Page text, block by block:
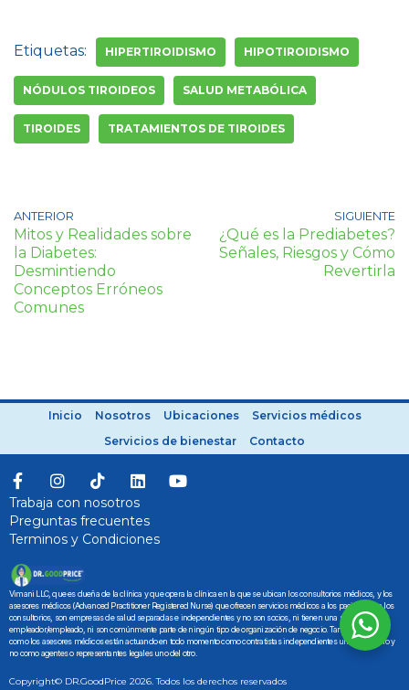
Etiquetas: HIPERTIROIDISMO HIPOTIROIDISMO
NÓDULOS TIROIDEOS SALUD METABÓLICA
TIROIDES TRATAMIENTOS DE TIROIDES
ANTERIOR
Mitos y Realidades sobre
la Diabetes:
Desmintiendo
Conceptos Erróneos
Comunes
SIGUIENTE
¿Qué es la Prediabetes?
Señales, Riesgos y Cómo
Revertirla
Inicio Nosotros Ubicaciones
Servicios médicos
Servicios de bienestar
Contacto
Trabaja con nosotros
Preguntas frecuentes
Terminos y Condiciones
Vimani LLC, que es dueña de la clínica y que opera la clínica en la que se ubican los consultorios médicos, y los
asesores médicos (Advanced Practitioner Registered Nurse) que ofrecen servicios médicos a los pacientes en los
consultorios, son empresas de salud separadas e independientes y no son socios, ni tienen una relación de
empleador/empleado, ni son comúnmente parte de ningún tipo de organización de negocio. Tanto Vimani LLC
como los asesores médicos están actuando en todo momento como contratistas independientes uno con el otro y
no como agentes o representantes legales uno del otro.
Copyright© DR.GoodPrice 2026. Todos los derechos reservados